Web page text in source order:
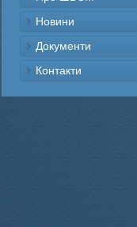
Новини
Документи
Контакти